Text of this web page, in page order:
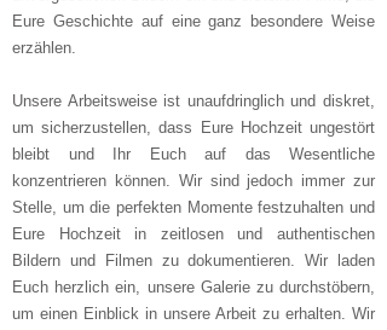
Eure Geschichte auf eine ganz besondere Weise
erzählen.
Unsere Arbeitsweise ist unaufdringlich und diskret,
um sicherzustellen, dass Eure Hochzeit ungestört
bleibt und Ihr Euch auf das Wesentliche
konzentrieren können. Wir sind jedoch immer zur
Stelle, um die perfekten Momente festzuhalten und
Eure Hochzeit in zeitlosen und authentischen
Bildern und Filmen zu dokumentieren. Wir laden
Euch herzlich ein, unsere Galerie zu durchstöbern,
um einen Einblick in unsere Arbeit zu erhalten. Wir